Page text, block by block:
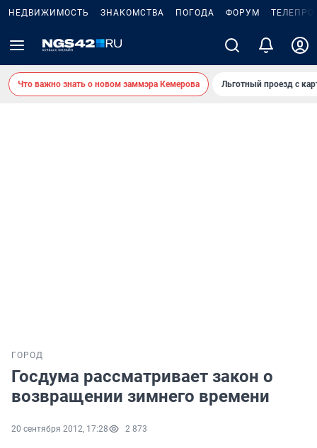
НЕДВИЖИМОСТЬ ЗНАКОМСТВА ПОГОДА ФОРУМ
Что важно знать о новом заммэра Кемерова Льготный проезд с
ГОРОД
Госдума рассматривает закон о
возвращении зимнего времени
20 сентября 2012, 17:28 2 873